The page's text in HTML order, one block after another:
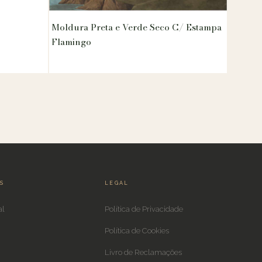
Moldura Preta e Verde Seco C/ Estampa
Flamingo
LEGAL
Política de Privacidade
Política de Cookies
Livro de Reclamações